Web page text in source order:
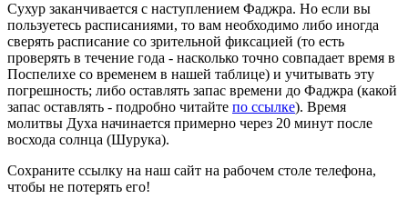
Сухур заканчивается с наступлением Фаджра. Но если вы
пользуетесь расписаниями, то вам необходимо либо иногда
сверять расписание со зрительной фиксацией (то есть
проверять в течение года - насколько точно совпадает время в
Поспелихе со временем в нашей таблице) и учитывать эту
погрешность; либо оставлять запас времени до Фаджра (какой
запас оставлять - подробно читайте по ссылке). Время
молитвы Духа начинается примерно через 20 минут после
восхода солнца (Шурука).
Сохраните ссылку на наш сайт на рабочем столе телефона,
чтобы не потерять его!